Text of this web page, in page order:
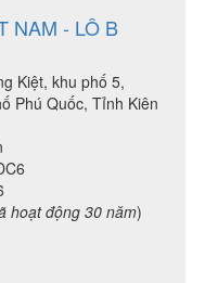
NAM - LÔ B
Kiệt, khu phố 5,
Phú Quốc, Tỉnh Kiên
hoạt động 30 năm)